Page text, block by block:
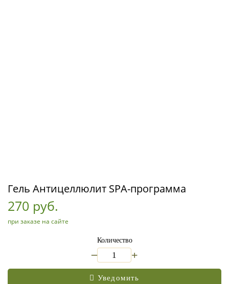
Гель Антицеллюлит SPA-программа
270 руб.
при заказе на сайте
Количество
+
Уведомить